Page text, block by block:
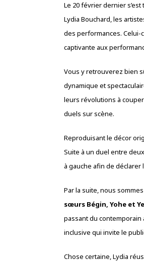
Le 20 février dernier
Lydia Bouchard, les
des performances. Celui-
captivante aux
Vous y retrouverez bien
dynamique et
leurs révolutions à
duels sur scène.
Reproduisant le décor
Suite à un duel entre
à gauche afin de
Par la suite, nous
sœurs Bégin, Yohe et
passant du
inclusive qui invite le
Chose certaine, Lydia